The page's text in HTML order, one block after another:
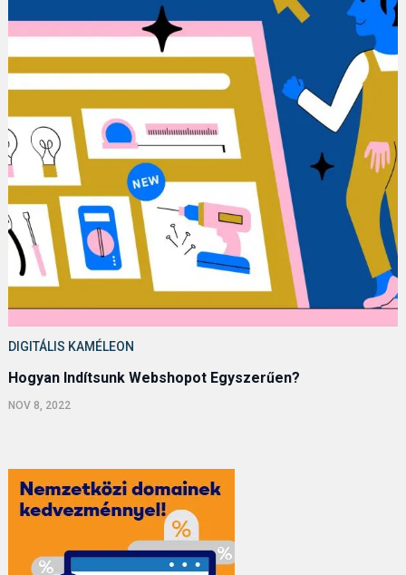
DIGITÁLIS KAMÉLEON
Hogyan Indítsunk Webshopot Egyszerűen?
NOV 8, 2022